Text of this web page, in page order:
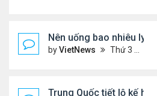
Nên uống bao nhiêu ly
byVietNews Thứ 3 Tháng 4 19, 2022 4:17 pm
Trung Quốc tiết lộ kế